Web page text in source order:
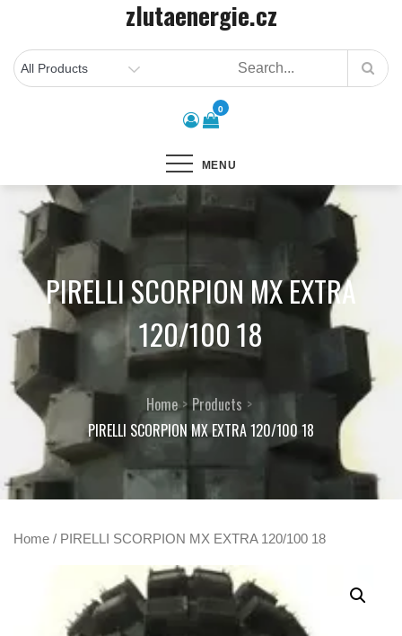
content
zlutaenergie.cz
0
MENU
PIRELLI SCORPION MX EXTRA
120/100 18
Home
Products
PIRELLI SCORPION MX EXTRA 120/100 18
Home / PIRELLI SCORPION MX EXTRA 120/100 18